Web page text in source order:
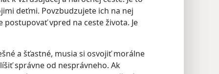
deťmi. Povzbudzujete ich na nej
vpred na ceste života. Je
a šťastné, musia si osvojiť morálne
správne od nesprávneho. Ak